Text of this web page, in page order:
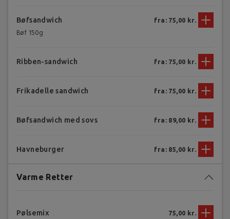
Bøfsandwich
Bøf 150g
fra: 75,00 kr.
Ribben-sandwich fra: 75,00 kr.
Frikadelle sandwich fra: 75,00 kr.
Bøfsandwich med sovs fra: 89,00 kr.
Havneburger fra: 85,00 kr.
Varme Retter
Pølsemix 75,00 kr.